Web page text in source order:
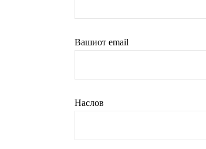
Вашиот email
Наслов